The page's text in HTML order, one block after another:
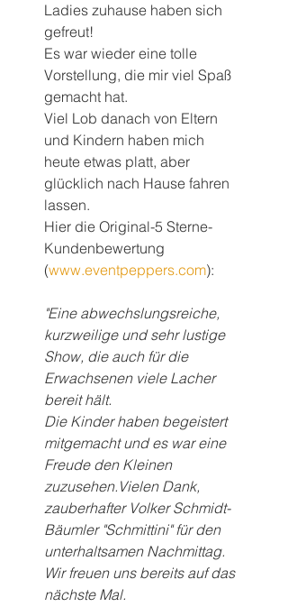
Ladies zuhause haben sich
gefreut!
Es war wieder eine tolle
Vorstellung, die mir viel Spaß
gemacht hat.
Viel Lob danach von Eltern
und Kindern haben mich
heute etwas platt, aber
glücklich nach Hause fahren
lassen.
Hier die Original-5 Sterne-
Kundenbewertung
(www.eventpeppers.com):
"Eine abwechslungsreiche,
kurzweilige und sehr lustige
Show, die auch für die
Erwachsenen viele Lacher
bereit hält.
Die Kinder haben begeistert
mitgemacht und es war eine
Freude den Kleinen
zuzusehen.Vielen Dank,
zauberhafter Volker Schmidt-
Bäumler "Schmittini" für den
unterhaltsamen Nachmittag.
Wir freuen uns bereits auf das
nächste Mal.